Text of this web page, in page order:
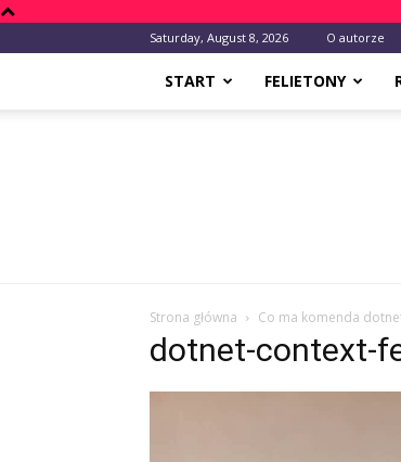
Saturday, August 8, 2026 O autorze
START FELIETONY
Strona główna Co ma komenda
dotnet-context-